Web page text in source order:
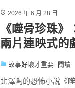
2026 年 6 月 28 日
《噬骨珍珠
兩片連映式的
故事好壞才重要--閱讀
北澤陶的恐怖小說《